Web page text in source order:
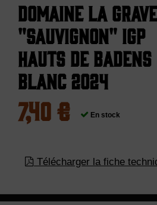
Domaine La Grave
"Sauvignon" IGP
Hauts de Badens
Blanc 2024
7,40 € En stock
Télécharger la fiche